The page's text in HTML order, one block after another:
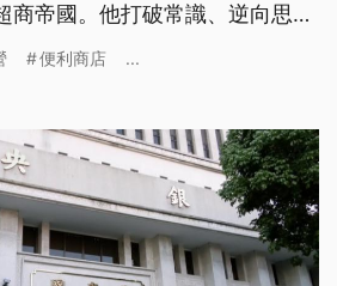
商帝國。他打破常識、逆向思考
，那就代表這件事已經太晚
新改革的勇氣。
便利商店 ...